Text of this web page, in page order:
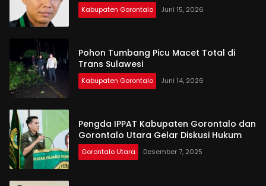
Kabupaten Gorontalo Juni 15, 2026
Pohon Tumbang Picu Macet Total di
Trans Sulawesi
Kabupaten Gorontalo Juni 14, 2026
Pengda IPPAT Kabupaten Gorontalo dan
Gorontalo Utara Gelar Diskusi Hukum
Gorontalo Utara Desember 7, 2025